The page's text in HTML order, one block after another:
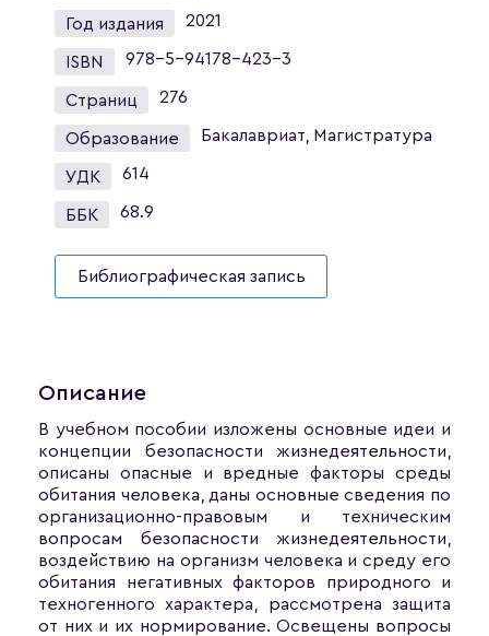
Год издания 2021
ISBN 978-5-94178-423-3
Страниц 276
Образование Бакалавриат, Магистратура
УДК 614
ББК 68.9
Библиографическая запись
Описание
В учебном пособии изложены основные идеи и
концепции безопасности жизнедеятельности,
описаны опасные и вредные факторы среды
обитания человека, даны основные сведения по
организационно-правовым и техническим
вопросам безопасности жизнедеятельности,
воздействию на организм человека и среду его
обитания негативных факторов природного и
техногенного характера, рассмотрена защита
от них и их нормирование. Освещены вопросы